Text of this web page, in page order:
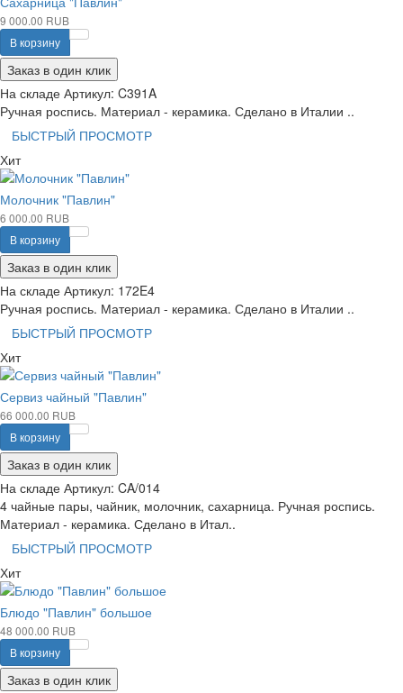
9 000.00 RUB
В корзину
Заказ в один клик
На складе Артикул: C391A
Ручная роспись. Материал - керамика. Сделано в Италии ..
БЫСТРЫЙ ПРОСМОТР
Хит
Молочник "Павлин"
6 000.00 RUB
В корзину
Заказ в один клик
На складе Артикул: 172E4
Ручная роспись. Материал - керамика. Сделано в Италии ..
БЫСТРЫЙ ПРОСМОТР
Хит
Сервиз чайный "Павлин"
66 000.00 RUB
В корзину
Заказ в один клик
На складе Артикул: CA/014
4 чайные пары, чайник, молочник, сахарница. Ручная роспись.
Материал - керамика. Сделано в Итал..
БЫСТРЫЙ ПРОСМОТР
Хит
Блюдо "Павлин" большое
48 000.00 RUB
В корзину
Заказ в один клик